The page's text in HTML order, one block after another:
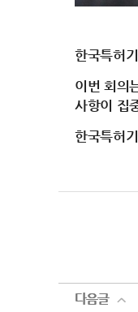
한국특허
이번 회의
사항이 집
한국특허
다음글
다음글